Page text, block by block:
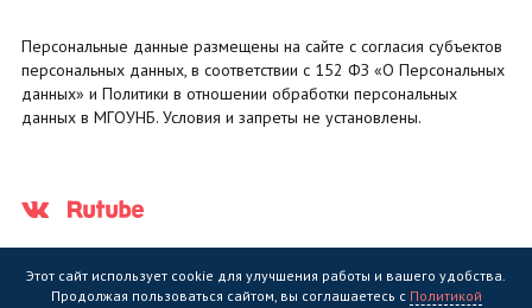
Персональные данные размещены на сайте с согласия субъектов
персональных данных, в соответствии с 152 ФЗ «О Персональных
данных» и Политики в отношении обработки персональных
данных в МГОУНБ. Условия и запреты не установлены.
Этот сайт использует cookie для улучшения работы и вашего удобства.
Продолжая пользоваться сайтом, вы соглашаетесь с Политикой